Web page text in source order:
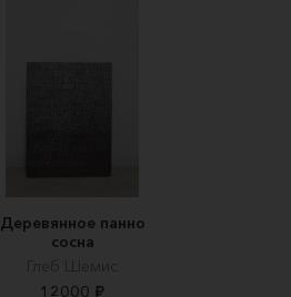
Деревянное панно
сосна
Глеб Шемис
12000 ₽